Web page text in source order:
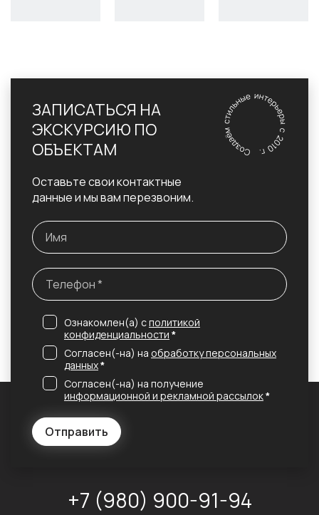
ЗАПИСАТЬСЯ НА
ЭКСКУРСИЮ ПО
ОБЪЕКТАМ
Оставьте свои контактные
данные и мы вам перезвоним.
Отправить
Ознакомлен(а) сполитикой
конфиденциальности *
Согласен(-на) на обработку персональных
данных*
Согласен(-на) на получение
информационной и рекламной рассылок*
+7 (980) 900-91-94